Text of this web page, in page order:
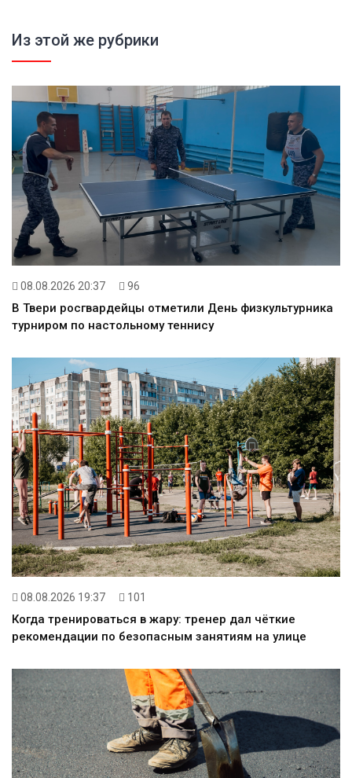
Из этой же рубрики
08.08.2026 20:37 96
В Твери росгвардейцы отметили День физкультурника
турниром по настольному теннису
08.08.2026 19:37 101
Когда тренироваться в жару: тренер дал чёткие
рекомендации по безопасным занятиям на улице